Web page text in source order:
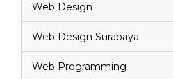
Web Design
Web Design Surabaya
Web Programming